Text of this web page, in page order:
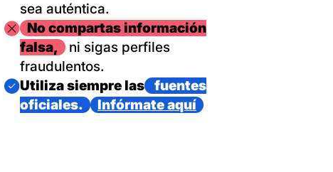
sea auténtica.
ImagenNo compartas información
falsa,
ni sigas perfiles
fraudulentos.
Imagen
Utiliza siempre las
fuentes
oficiales.
Infórmate aquí